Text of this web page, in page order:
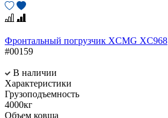
Фронтальный погрузчик XCMG XC968
#00159
В наличии
Характеристики
Грузоподъемность
4000кг
Объем ковша